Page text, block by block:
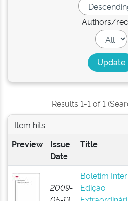
Authors/
Results 1-1 of 1
Item hits:
Preview
Issue
Date
Title
2009-
Boletim
Edição